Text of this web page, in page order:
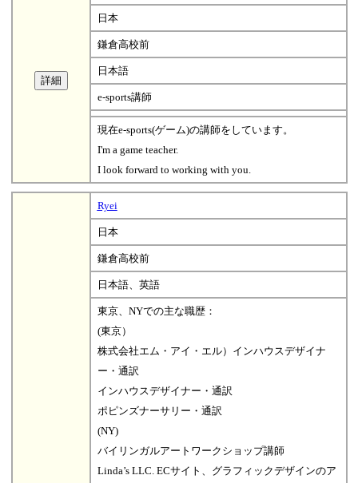
日本
鎌倉高校前
日本語
e-sports講師
現在e-sports(ゲーム)の講師をしています。
I'm a game teacher.
I look forward to working with you.
Ryei
日本
鎌倉高校前
日本語、英語
東京、NYでの主な職歴：
(東京）
株式会社エム・アイ・エル）インハウスデザイナ
ー・通訳
インハウスデザイナー・通訳
ポピンズナーサリー・通訳
(NY)
バイリンガルアートワークショップ講師
Linda’s LLC. ECサイト、グラフィックデザインのア